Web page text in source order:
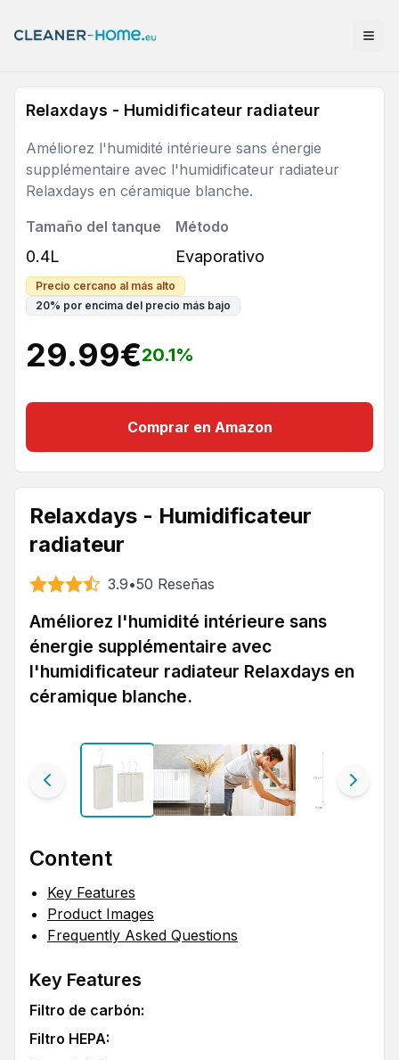
Relaxdays - Humidificateur radiateur
Améliorez l'humidité intérieure sans énergie
supplémentaire avec l'humidificateur radiateur
Relaxdays en céramique blanche.
Tamaño del tanque
0.4L
Método
Evaporativo
Precio cercano al más alto
20% por encima del precio más bajo
29.99€20.1%
Comprar en Amazon
Relaxdays - Humidificateur
radiateur
3.9•50 Reseñas
Améliorez l'humidité intérieure sans
énergie supplémentaire avec
l'humidificateur radiateur Relaxdays en
céramique blanche.
Content
Key Features
Product Images
Frequently Asked Questions
Key Features
Filtro de carbón:
Filtro HEPA: